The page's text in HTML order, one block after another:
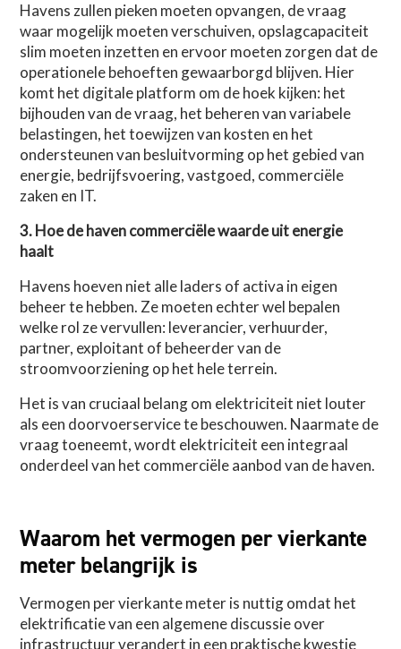
Havens zullen pieken moeten opvangen, de vraag
waar mogelijk moeten verschuiven, opslagcapaciteit
slim moeten inzetten en ervoor moeten zorgen dat de
operationele behoeften gewaarborgd blijven. Hier
komt het digitale platform om de hoek kijken: het
bijhouden van de vraag, het beheren van variabele
belastingen, het toewijzen van kosten en het
ondersteunen van besluitvorming op het gebied van
energie, bedrijfsvoering, vastgoed, commerciële
zaken en IT.
3. Hoe de haven commerciële waarde uit energie
haalt
Havens hoeven niet alle laders of activa in eigen
beheer te hebben. Ze moeten echter wel bepalen
welke rol ze vervullen: leverancier, verhuurder,
partner, exploitant of beheerder van de
stroomvoorziening op het hele terrein.
Het is van cruciaal belang om elektriciteit niet louter
als een doorvoerservice te beschouwen. Naarmate de
vraag toeneemt, wordt elektriciteit een integraal
onderdeel van het commerciële aanbod van de haven.
Waarom het vermogen per vierkante
meter belangrijk is
Vermogen per vierkante meter is nuttig omdat het
elektrificatie van een algemene discussie over
infrastructuur verandert in een praktische kwestie